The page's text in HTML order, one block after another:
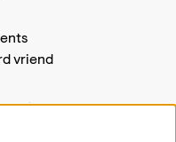
vriend